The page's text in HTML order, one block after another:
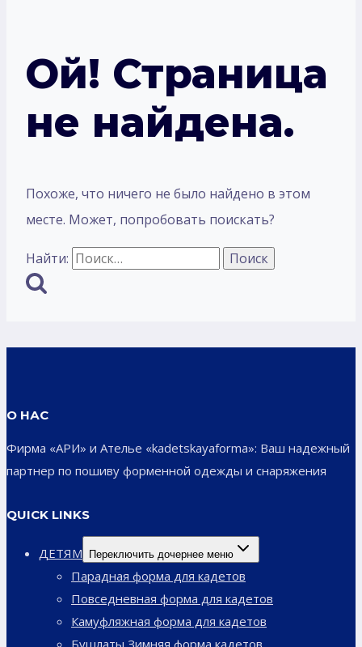
Ой! Страница
не найдена.
Похоже, что ничего не было найдено в этом
месте. Может, попробовать поискать?
Найти:
О НАС
Фирма «АРИ» и Ателье «kadetskayaforma»: Ваш надежный
партнер по пошиву форменной одежды и снаряжения
QUICK LINKS
ДЕТЯМ Переключить дочернее меню
Парадная форма для кадетов
Повседневная форма для кадетов
Камуфляжная форма для кадетов
Бушлаты Зимняя форма кадетов